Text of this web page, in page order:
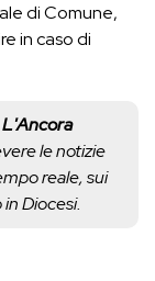
di Comune,
in caso di
le notizie
reale, sui
Diocesi.